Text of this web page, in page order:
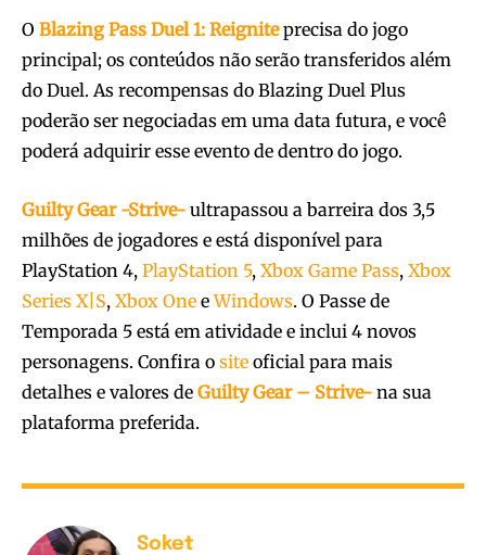
O Blazing Pass Duel 1: Reigniteprecisa do jogo
principal; os conteúdos não serão transferidos além
do Duel. As recompensas do Blazing Duel Plus
poderão ser negociadas em uma data futura, e você
poderá adquirir esse evento de dentro do jogo.
Guilty Gear -Strive- ultrapassou a barreira dos 3,5
milhões de jogadores e está disponível para
PlayStation 4, PlayStation 5, Xbox Game Pass, Xbox
Series X|S, Xbox One eWindows. O Passe de
Temporada 5 está em atividade e inclui 4 novos
personagens. Confira o site oficial para mais
detalhes e valores de Guilty Gear – Strive- na sua
plataforma preferida.
Soket